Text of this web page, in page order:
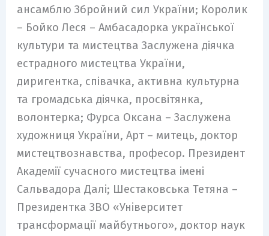
ансамблю Збройний сил України; Королик
– Бойко Леся – Амбасадорка української
культури та мистецтва Заслужена діячка
естрадного мистецтва України,
диригентка, співачка, активна культурна
та громадська діячка, просвітянка,
волонтерка; Фурса Оксана – Заслужена
художниця України, Арт – митець, доктор
мистецтвознавства, професор. Президент
Академії сучасного мистецтва імені
Сальвадора Далі; Шестаковська Тетяна –
Президентка ЗВО «Університет
трансформації майбутнього», доктор наук